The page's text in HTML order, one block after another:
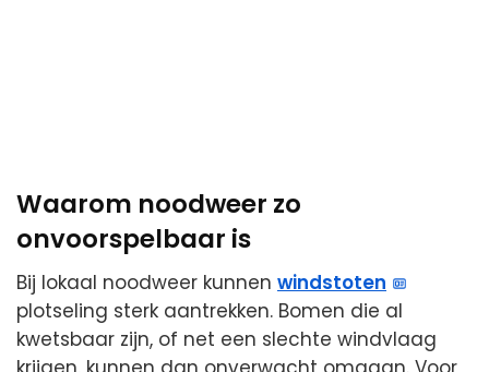
Waarom noodweer zo
onvoorspelbaar is
Bij lokaal noodweer kunnen windstoten
plotseling sterk aantrekken. Bomen die al
kwetsbaar zijn, of net een slechte windvlaag